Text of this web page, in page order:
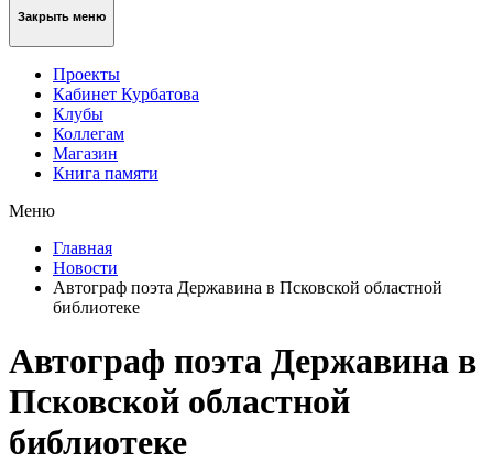
Закрыть меню
Проекты
Кабинет Курбатова
Клубы
Коллегам
Магазин
Книга памяти
Меню
Главная
Новости
Автограф поэта Державина в Псковской областной
библиотеке
Автограф поэта Державина в
Псковской областной
библиотеке